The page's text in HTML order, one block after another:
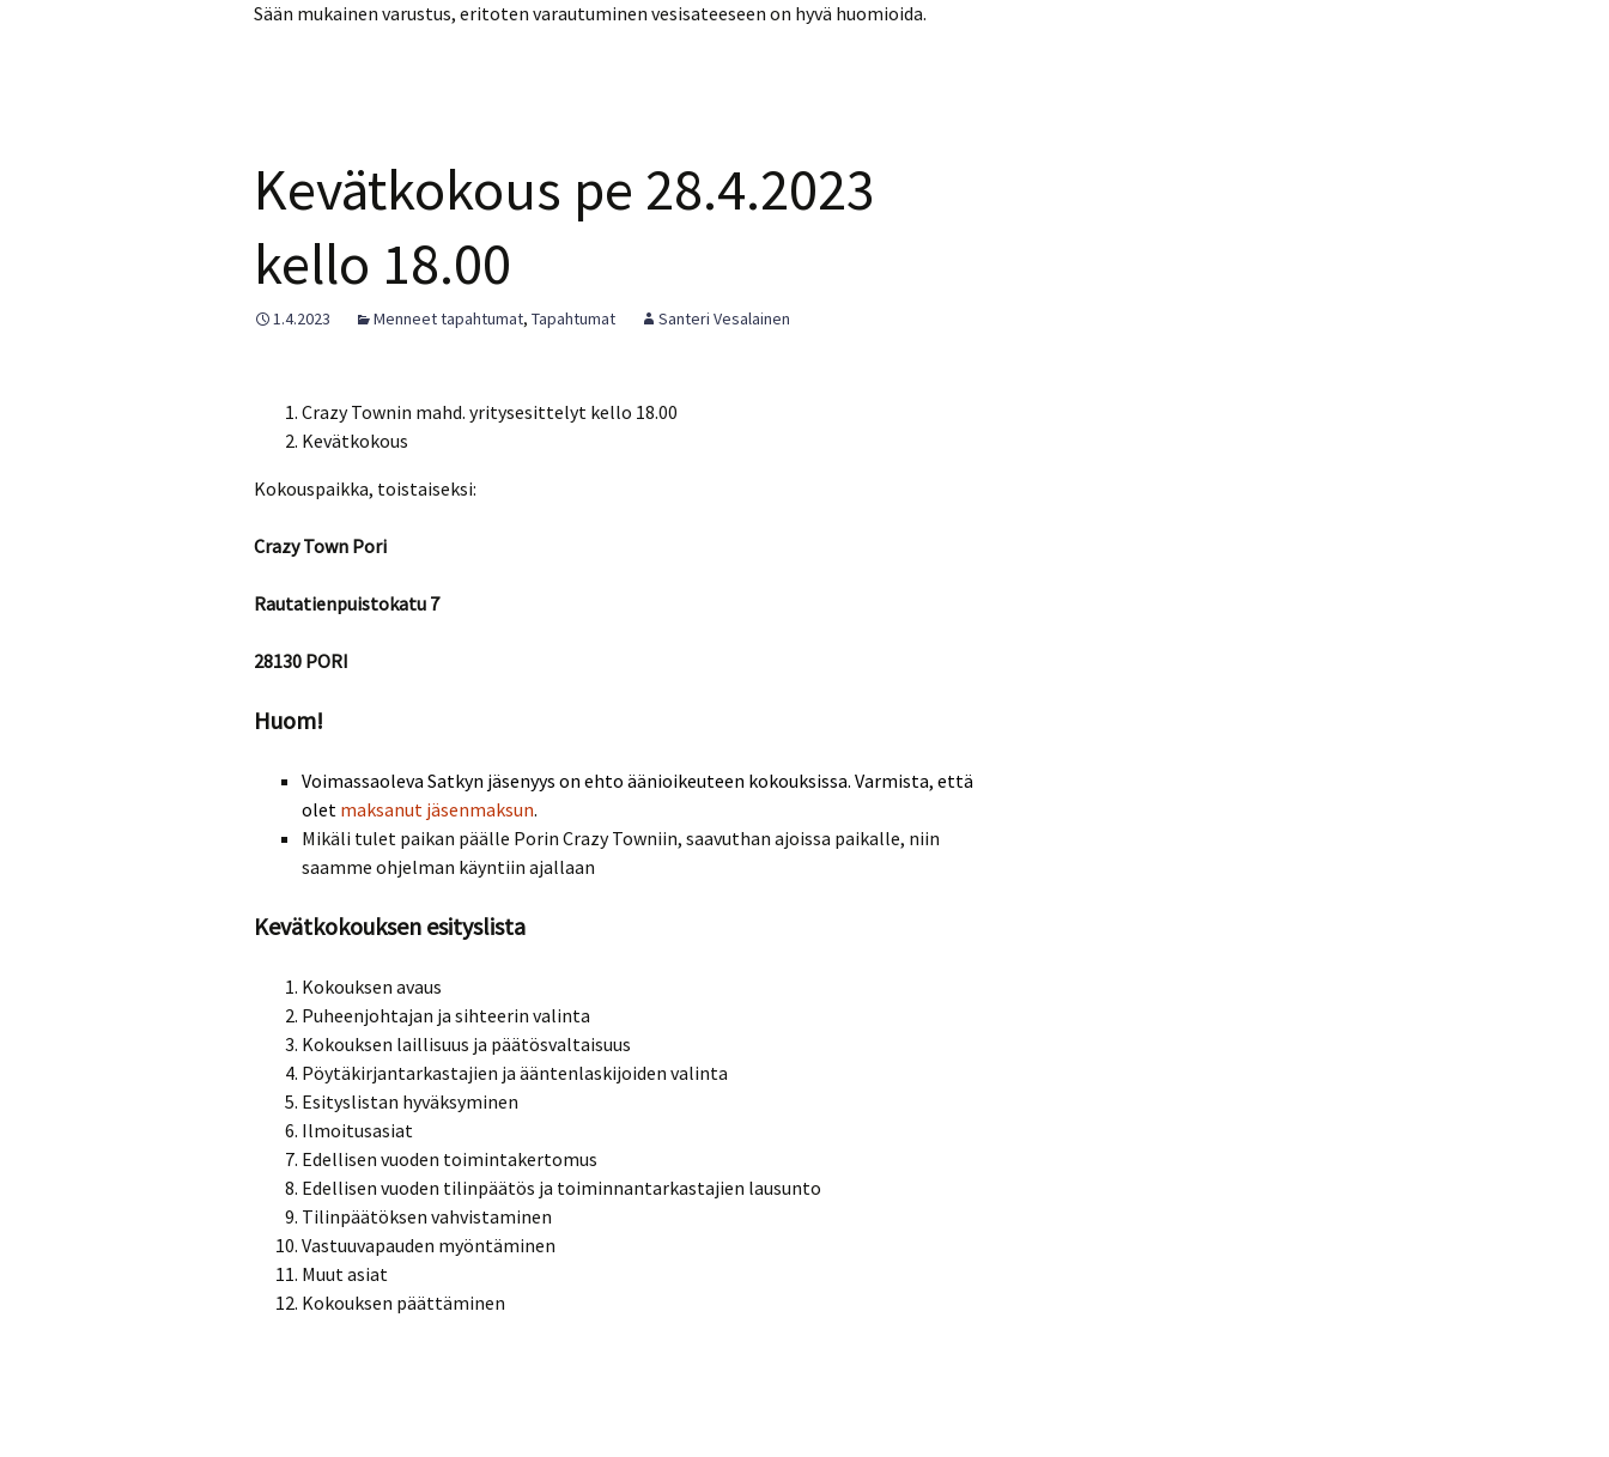
Sään mukainen varustus, eritoten varautuminen vesisateeseen on hyvä huomioida.
Kevätkokous pe 28.4.2023
kello 18.00
1.4.2023 Menneet tapahtumat, Tapahtumat Santeri Vesalainen
Crazy Townin mahd. yritysesittelyt kello 18.00
Kevätkokous
Kokouspaikka, toistaiseksi:
Crazy Town Pori
Rautatienpuistokatu 7
28130 PORI
Huom!
Voimassaoleva Satkyn jäsenyys on ehto äänioikeuteen kokouksissa. Varmista, että
olet maksanut jäsenmaksun.
Mikäli tulet paikan päälle Porin Crazy Towniin, saavuthan ajoissa paikalle, niin
saamme ohjelman käyntiin ajallaan
Kevätkokouksen esityslista
Kokouksen avaus
Puheenjohtajan ja sihteerin valinta
Kokouksen laillisuus ja päätösvaltaisuus
Pöytäkirjantarkastajien ja ääntenlaskijoiden valinta
Esityslistan hyväksyminen
Ilmoitusasiat
Edellisen vuoden toimintakertomus
Edellisen vuoden tilinpäätös ja toiminnantarkastajien lausunto
Tilinpäätöksen vahvistaminen
Vastuuvapauden myöntäminen
Muut asiat
Kokouksen päättäminen